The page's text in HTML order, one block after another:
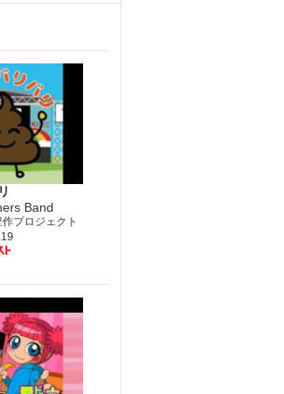
Band
プロジェクト